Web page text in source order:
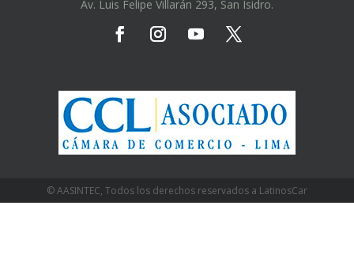
Av. Luis Felipe Villarán 293, San Isidro.
© AASINTEC, Todos los derechos reservados a LatinosCar